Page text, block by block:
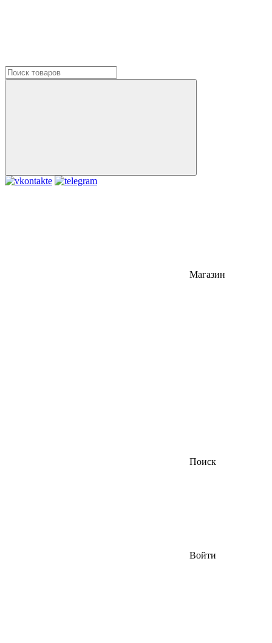
Магазин
Поиск
Войти